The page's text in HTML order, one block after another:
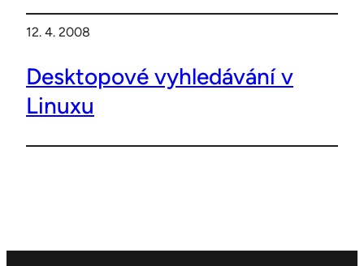
12. 4. 2008
Desktopové vyhledávání v
Linuxu